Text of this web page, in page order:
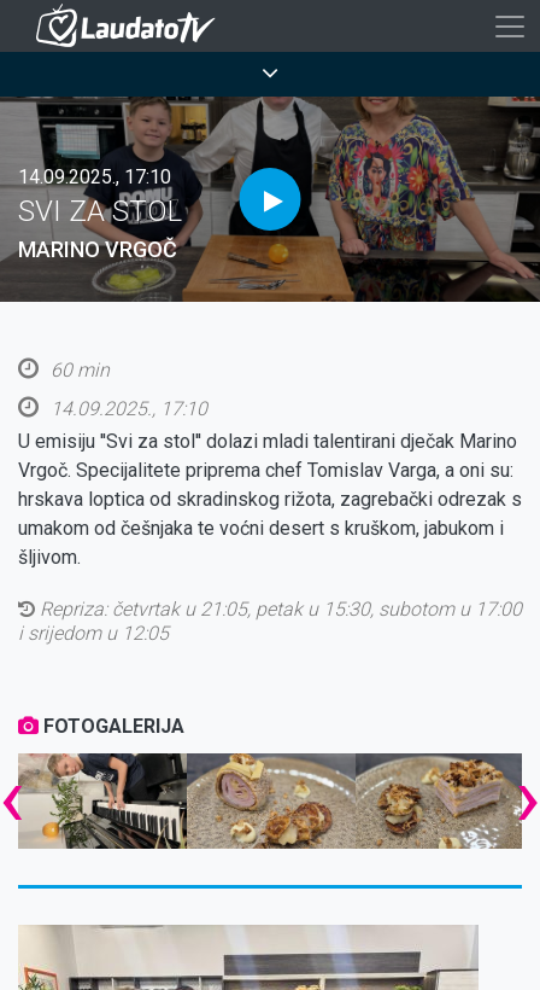
Skoči
sadržaj
14.09.2025., 17:10
SVI ZA STOL
MARINO VRGOČ
60 min
14.09.2025., 17:10
U emisiju ''Svi za stol'' dolazi mladi talentirani dječak Marino
Vrgoč. Specijalitete priprema chef Tomislav Varga, a oni su:
hrskava loptica od skradinskog rižota, zagrebački odrezak s
umakom od češnjaka te voćni desert s kruškom, jabukom i
šljivom.
Repriza: četvrtak u 21:05, petak u 15:30, subotom u 17:00
i srijedom u 12:05
FOTOGALERIJA
‹ ›